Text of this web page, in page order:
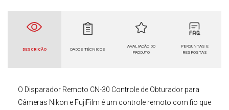
DESCRIÇÃO DADOS TÉCNICOS
AVALIAÇÃO DO
PRODUTO
PERGUNTAS E
RESPOSTAS
O Disparador Remoto CN-30 Controle de Obturador para
Câmeras Nikon e FujiFilm é um controle remoto com fio que